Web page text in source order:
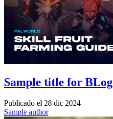
Sample title for BLog
Publicado el 28 dic 2024
Sample author